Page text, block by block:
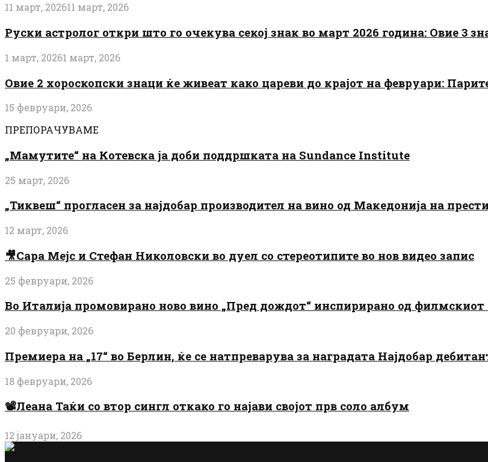
11 март, 202611 март, 2026
Руски астролог откри што го очекува секој знак во март 2026 година: Овие 3
1 март, 20261 март, 2026
Овие 2 хороскопски знаци ќе живеат како цареви до крајот на февруари:
15 февруари, 2026
ПРЕПОРАЧУВАМЕ
„Мамутите“ на Котевска ја доби поддршката на Sundance Institute
25 март, 2026
„Тиквеш“ прогласен за најдобар производител на вино од Македонија на
12 март, 2026
🎥Сара Мејс и Стефан Николовски во дуел со стереотипите во нов видео запис
25 февруари, 2026
Во Италија промовирано ново вино „Пред дождот“ инспирирано од
20 февруари, 2026
Премиера на „17“ во Берлин, ќе се натпреварува за наградата Најдобар
18 февруари, 2026
📽️Леана Таќи со втор сингл откако го најави својот прв соло албум
12 јануари, 2026